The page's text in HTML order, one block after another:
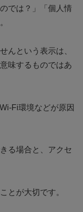
では？」「個人情
んという表示は、
味するものではあ
Fi環境などが原因
る場合と、アクセ
とが大切です。